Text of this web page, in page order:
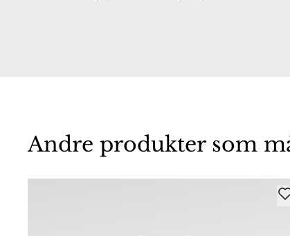
Andre produkter som